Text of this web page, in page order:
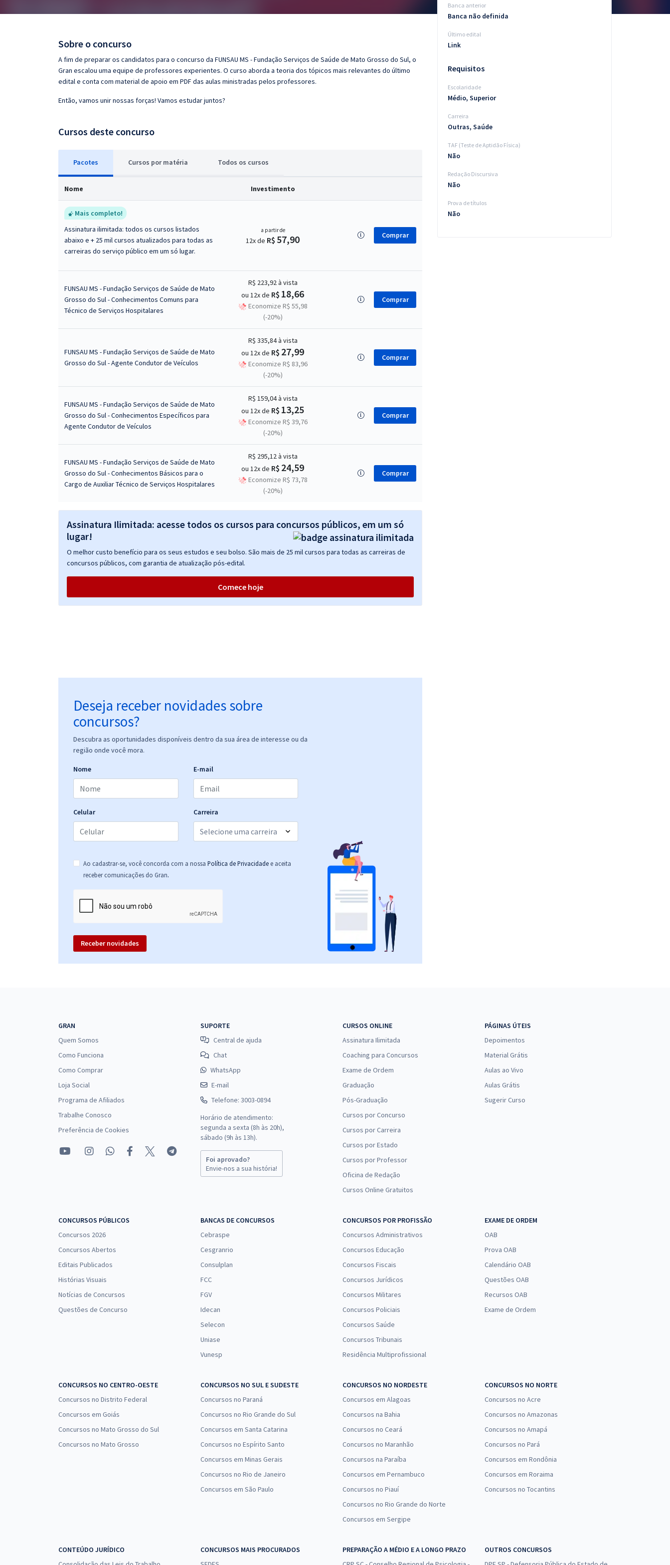
Questões grátis
Sobre o concurso
A fim de preparar os candidatos para o concurso da FUNSAU MS - Fundação Serviços de Saúde de Mato Grosso do Sul, o
Gran escalou uma equipe de professores experientes. O curso aborda a teoria dos tópicos mais relevantes do último
edital e conta com material de apoio em PDF das aulas ministradas pelos professores.
Então, vamos unir nossas forças! Vamos estudar juntos?
Cursos deste concurso
Pacotes Cursos por matéria Todos os cursos
Nome Investimento
Mais completo!
Assinatura ilimitada: todos os cursos listados
abaixo e + 25 mil cursos atualizados para todas as
carreiras do serviço público em um só lugar.
a partir de
12x de R$ 57,90 Comprar
FUNSAU MS - Fundação Serviços de Saúde de Mato
Grosso do Sul - Conhecimentos Comuns para
Técnico de Serviços Hospitalares
R$ 223,92à vista
ou 12x de R$ 18,66
Economize R$ 55,98
(-20%)
Comprar
FUNSAU MS - Fundação Serviços de Saúde de Mato
Grosso do Sul - Agente Condutor de Veículos
R$ 335,84à vista
ou 12x de R$ 27,99
Economize R$ 83,96
(-20%)
Comprar
FUNSAU MS - Fundação Serviços de Saúde de Mato
Grosso do Sul - Conhecimentos Específicos para
Agente Condutor de Veículos
R$ 159,04à vista
ou 12x de R$ 13,25
Economize R$ 39,76
(-20%)
Comprar
FUNSAU MS - Fundação Serviços de Saúde de Mato
Grosso do Sul - Conhecimentos Básicos para o
Cargo de Auxiliar Técnico de Serviços Hospitalares
R$ 295,12à vista
ou 12x de R$ 24,59
Economize R$ 73,78
(-20%)
Comprar
Assinatura Ilimitada: acesse todos os cursos para concursos públicos, em um só
lugar!
O melhor custo benefício para os seus estudos e seu bolso. São mais de 25 mil cursos para todas as carreiras de
concursos públicos, com garantia de atualização pós-edital.
Comece hoje
Deseja receber novidades sobre
concursos?
Descubra as oportunidades disponíveis dentro da sua área de interesse ou da
região onde você mora.
Nome E-mail
Celular Carreira
Ao cadastrar-se, você concorda com a nossa Política de Privacidade e aceita
receber comunicações do Gran.
Receber novidades
Banca anterior
Banca não definida
Último edital
Link
Requisitos
Escolaridade
Médio, Superior
Carreira
Outras, Saúde
TAF (Teste de Aptidão Física)
Não
Redação Discursiva
Não
Prova de títulos
Não
GRAN
Quem Somos
Como Funciona
Como Comprar
Loja Social
Programa de Afiliados
Trabalhe Conosco
Preferência de Cookies
SUPORTE
Central de ajuda
Chat
WhatsApp
E-mail
Telefone: 3003-0894
Horário de atendimento:
segunda a sexta (8h às 20h),
sábado (9h às 13h).
Foi aprovado?
Envie-nos a sua história!
CURSOS ONLINE
Assinatura Ilimitada
Coaching para Concursos
Exame de Ordem
Graduação
Pós-Graduação
Cursos por Concurso
Cursos por Carreira
Cursos por Estado
Cursos por Professor
Oficina de Redação
Cursos Online Gratuitos
PÁGINAS ÚTEIS
Depoimentos
Material Grátis
Aulas ao Vivo
Aulas Grátis
Sugerir Curso
CONCURSOS PÚBLICOS
Concursos 2026
Concursos Abertos
Editais Publicados
Histórias Visuais
Notícias de Concursos
Questões de Concurso
BANCAS DE CONCURSOS
Cebraspe
Cesgranrio
Consulplan
FCC
FGV
Idecan
Selecon
Uniase
Vunesp
CONCURSOS POR PROFISSÃO
Concursos Administrativos
Concursos Educação
Concursos Fiscais
Concursos Jurídicos
Concursos Militares
Concursos Policiais
Concursos Saúde
Concursos Tribunais
Residência Multiprofissional
EXAME DE ORDEM
OAB
Prova OAB
Calendário OAB
Questões OAB
Recursos OAB
Exame de Ordem
CONCURSOS NO CENTRO-OESTE
Concursos no Distrito Federal
Concursos em Goiás
Concursos no Mato Grosso do Sul
Concursos no Mato Grosso
CONCURSOS NO SUL E SUDESTE
Concursos no Paraná
Concursos no Rio Grande do Sul
Concursos em Santa Catarina
Concursos no Espírito Santo
Concursos em Minas Gerais
Concursos no Rio de Janeiro
Concursos em São Paulo
CONCURSOS NO NORDESTE
Concursos em Alagoas
Concursos na Bahia
Concursos no Ceará
Concursos no Maranhão
Concursos na Paraíba
Concursos em Pernambuco
Concursos no Piauí
Concursos no Rio Grande do Norte
Concursos em Sergipe
CONCURSOS NO NORTE
Concursos no Acre
Concursos no Amazonas
Concursos no Amapá
Concursos no Pará
Concursos em Rondônia
Concursos em Roraima
Concursos no Tocantins
CONTEÚDO JURÍDICO
CONCURSOS MAIS PROCURADOS
PREPARAÇÃO A MÉDIO E A LONGO PRAZO
OUTROS CONCURSOS